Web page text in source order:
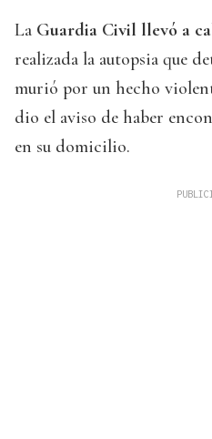
La Guardia Civil llevó a
realizada la autopsia que
murió por un hecho
dio el aviso de haber
en su domicilio.